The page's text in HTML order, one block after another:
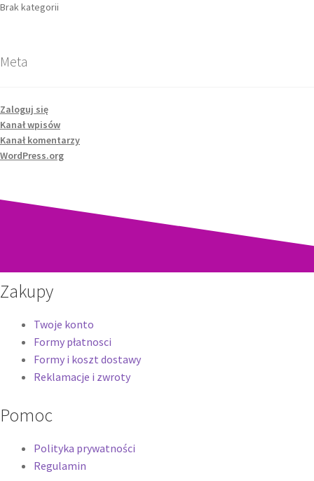
Brak kategorii
Meta
Zaloguj się
Kanał wpisów
Kanał komentarzy
WordPress.org
Zakupy
Twoje konto
Formy płatnosci
Formy i koszt dostawy
Reklamacje i zwroty
Pomoc
Polityka prywatności
Regulamin